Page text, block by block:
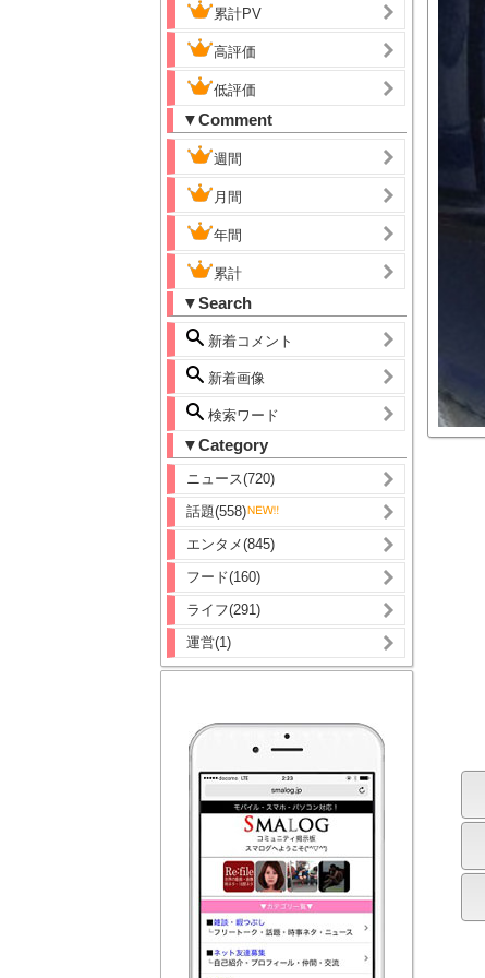
累計PV
高評価
低評価
▼Comment
週間
月間
年間
累計
▼Search
新着コメント
新着画像
検索ワード
▼Category
ニュース(720)
話題(558)
エンタメ(845)
フード(160)
ライフ(291)
運営(1)